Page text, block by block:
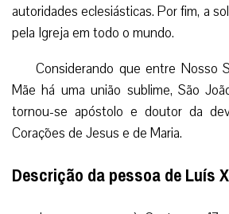
autoridades eclesiásticas. Por fim, a
pela Igreja em todo o mundo.
Considerando que entre Nosso
Mãe há uma união sublime, São
tornou-se apóstolo e doutor da
Corações de Jesus e de Maria.
Descrição da pessoa de Luís